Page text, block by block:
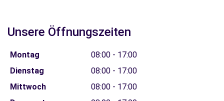
Unsere Öffnungszeiten
Montag
08:00 - 17:00
Dienstag
08:00 - 17:00
Mittwoch
08:00 - 17:00